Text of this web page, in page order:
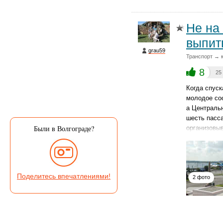
Были в Волгограде?
Поделитесь впечатлениями!
grau59
Не на
Транспорт →
8 25
Когда
молодое
а
шесть
2 фото